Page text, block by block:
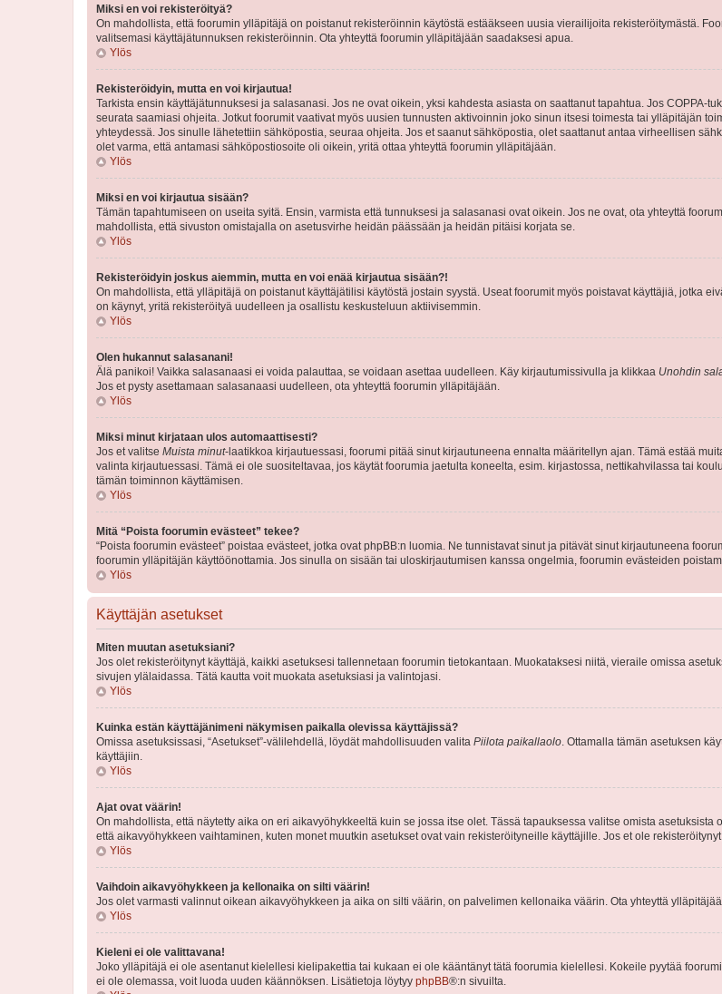
Miksi en voi rekisteröityä?
On mahdollista, että foorumin ylläpitäjä on poistanut rekisteröinnin käytöstä estääkseen uusia vierailijoita rekisteröitymästä.
valitsemasi käyttäjätunnuksen rekisteröinnin. Ota yhteyttä foorumin ylläpitäjään saadaksesi apua.
Ylös
Rekisteröidyin, mutta en voi kirjautua!
Tarkista ensin käyttäjätunnuksesi ja salasanasi. Jos ne ovat oikein, yksi kahdesta asiasta on saattanut tapahtua. Jos COPPA-
seurata saamiasi ohjeita. Jotkut foorumit vaativat myös uusien tunnusten aktivoinnin joko sinun itsesi toimesta tai ylläpitäjän
yhteydessä. Jos sinulle lähetettiin sähköpostia, seuraa ohjeita. Jos et saanut sähköpostia, olet saattanut antaa virheellisen
olet varma, että antamasi sähköpostiosoite oli oikein, yritä ottaa yhteyttä foorumin ylläpitäjään.
Ylös
Miksi en voi kirjautua sisään?
Tämän tapahtumiseen on useita syitä. Ensin, varmista että tunnuksesi ja salasanasi ovat oikein. Jos ne ovat, ota yhteyttä
mahdollista, että sivuston omistajalla on asetusvirhe heidän päässään ja heidän pitäisi korjata se.
Ylös
Rekisteröidyin joskus aiemmin, mutta en voi enää kirjautua sisään?!
On mahdollista, että ylläpitäjä on poistanut käyttäjätilisi käytöstä jostain syystä. Useat foorumit myös poistavat käyttäjiä, jotka
on käynyt, yritä rekisteröityä uudelleen ja osallistu keskusteluun aktiivisemmin.
Ylös
Olen hukannut salasanani!
Älä panikoi! Vaikka salasanaasi ei voida palauttaa, se voidaan asettaa uudelleen. Käy kirjautumissivulla ja klikkaa Unohdin
Jos et pysty asettamaan salasanaasi uudelleen, ota yhteyttä foorumin ylläpitäjään.
Ylös
Miksi minut kirjataan ulos automaattisesti?
Jos et valitse Muista minut-laatikkoa kirjautuessasi, foorumi pitää sinut kirjautuneena ennalta määritellyn ajan. Tämä estää
valinta kirjautuessasi. Tämä ei ole suositeltavaa, jos käytät foorumia jaetulta koneelta, esim. kirjastossa, nettikahvilassa tai
tämän toiminnon käyttämisen.
Ylös
Mitä “Poista foorumin evästeet” tekee?
“Poista foorumin evästeet” poistaa evästeet, jotka ovat phpBB:n luomia. Ne tunnistavat sinut ja pitävät sinut kirjautuneena
foorumin ylläpitäjän käyttöönottamia. Jos sinulla on sisään tai uloskirjautumisen kanssa ongelmia, foorumin evästeiden
Ylös
Käyttäjän asetukset
Miten muutan asetuksiani?
Jos olet rekisteröitynyt käyttäjä, kaikki asetuksesi tallennetaan foorumin tietokantaan. Muokataksesi niitä, vieraile omissa
sivujen ylälaidassa. Tätä kautta voit muokata asetuksiasi ja valintojasi.
Ylös
Kuinka estän käyttäjänimeni näkymisen paikalla olevissa käyttäjissä?
Omissa asetuksissasi, “Asetukset”-välilehdellä, löydät mahdollisuuden valita Piilota paikallaolo. Ottamalla tämän asetuksen
käyttäjiin.
Ylös
Ajat ovat väärin!
On mahdollista, että näytetty aika on eri aikavyöhykkeeltä kuin se jossa itse olet. Tässä tapauksessa valitse omista
että aikavyöhykkeen vaihtaminen, kuten monet muutkin asetukset ovat vain rekisteröityneille käyttäjille. Jos et ole
Ylös
Vaihdoin aikavyöhykkeen ja kellonaika on silti väärin!
Jos olet varmasti valinnut oikean aikavyöhykkeen ja aika on silti väärin, on palvelimen kellonaika väärin. Ota yhteyttä
Ylös
Kieleni ei ole valittavana!
Joko ylläpitäjä ei ole asentanut kielellesi kielipakettia tai kukaan ei ole kääntänyt tätä foorumia kielellesi. Kokeile pyytää
ei ole olemassa, voit luoda uuden käännöksen. Lisätietoja löytyy phpBB®:n sivuilta.